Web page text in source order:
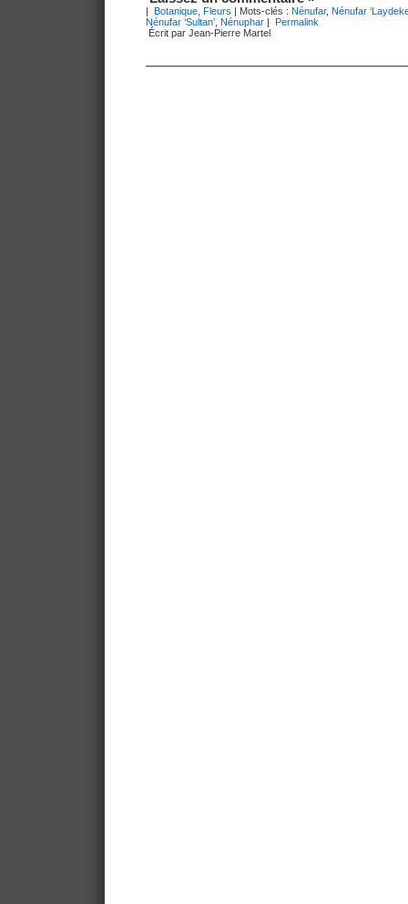
Botanique Fleurs | Mots-clés : Nénufar, Nénufar
Nénufar ‘Sultan’ Nénuphar
Permalink
Écrit par Jean-Pierre Martel